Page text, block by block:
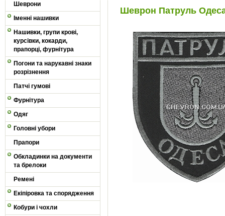
Шеврони
Іменні нашивки
Нашивки, групи крові,
курсівки, кокарди,
прапорці, фурнітура
Погони та нарукавні знаки
розрізнення
Патчі гумові
Фурнітура
Одяг
Головні убори
Прапори
Обкладинки на документи
та брелоки
Ремені
Екіпіровка та спорядження
Кобури і чохли
Шеврон Патруль